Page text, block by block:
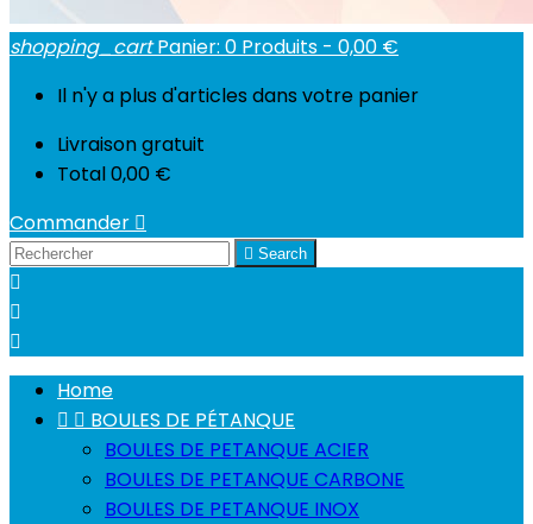
shopping_cart Panier: 0 Produits - 0,00 €
Il n'y a plus d'articles dans votre panier
Livraisongratuit
Total0,00 €
Commander 
 Search



Home
  BOULES DE PÉTANQUE
BOULES DE PETANQUE ACIER
BOULES DE PETANQUE CARBONE
BOULES DE PETANQUE INOX